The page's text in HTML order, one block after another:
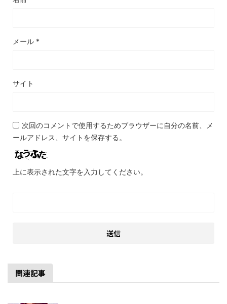
メール *
サイト
次回のコメントで使用するためブラウザーに自分の名前、メ
ールアドレス、サイトを保存する。
上に表示された文字を入力してください。
関連記事